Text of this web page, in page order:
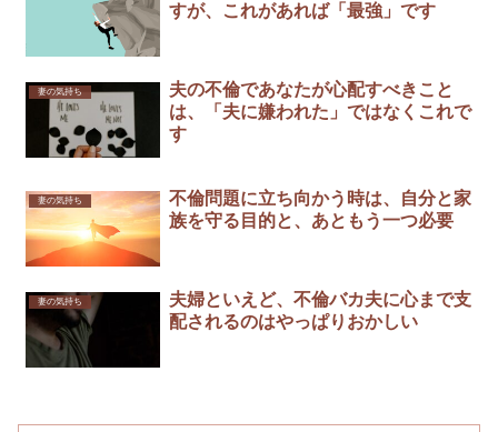
すが、これがあれば「最強」です
妻の気持ち
夫の不倫であなたが心配すべきこと
は、「夫に嫌われた」ではなくこれで
す￼
妻の気持ち
不倫問題に立ち向かう時は、自分と家
族を守る目的と、あともう一つ必要
妻の気持ち
夫婦といえど、不倫バカ夫に心まで支
配されるのはやっぱりおかしい